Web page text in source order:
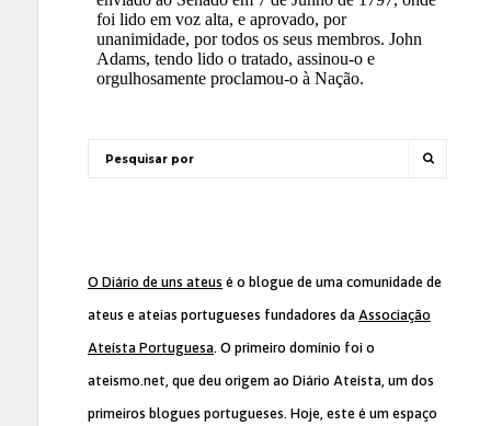
O Diário de uns ateus é o blogue de uma comunidade de
ateus e ateias portugueses fundadores da Associação
Ateísta Portuguesa. O primeiro domínio foi o
ateismo.net, que deu origem ao Diário Ateísta, um dos
primeiros blogues portugueses. Hoje, este é um espaço